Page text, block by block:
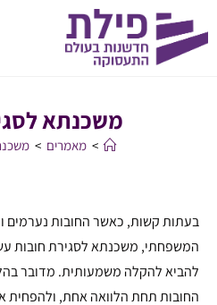
משכנתא
> מאמרים >
בעתות קשות, כאשר החובות נערמים
המשפחתי, משכנתא לסגירת חובות
להביא להקלה משמעותית. מדובר
החובות תחת הלוואה אחת, ולהפחית